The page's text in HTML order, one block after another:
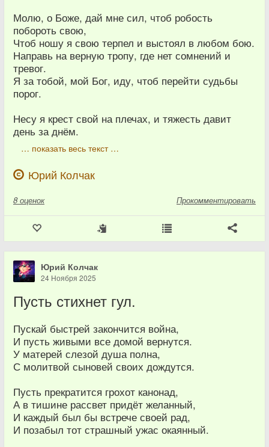
Молю, о Боже, дай мне сил, чтоб робость
побороть свою,
Чтоб ношу я свою терпел и выстоял в любом бою.
Направь на верную тропу, где нет сомнений и
тревог.
Я за тобой, мой Бог, иду, чтоб перейти судьбы
порог.
Несу я крест свой на плечах, и тяжесть давит
день за днём.
… показать весь текст …
Юрий Колчак
8 оценок Прокомментировать
Юрий Колчак
24 Ноября 2025
Пусть стихнет гул.
Пускай быстрей закончится война,
И пусть живыми все домой вернутся.
У матерей слезой душа полна,
С молитвой сыновей своих дождутся.
Пусть прекратится грохот канонад,
А в тишине рассвет придёт желанный,
И каждый был бы встрече своей рад,
И позабыл тот страшный ужас окаянный.